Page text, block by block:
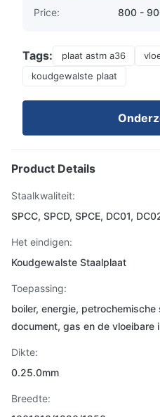
Price:
800 -
Tags: plaat astm a36
koudgewalste plaat
Product Details
Staalkwaliteit:
SPCC, SPCD, SPCE, DC01,
Het eindigen:
Koudgewalste Staalplaat
Toepassing:
boiler, energie,
document, gas en de vloeibare
Dikte:
0.25.0mm
Breedte: